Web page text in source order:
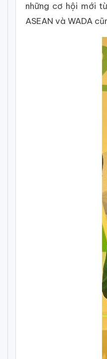
những cơ hội mới
ASEAN và WADA